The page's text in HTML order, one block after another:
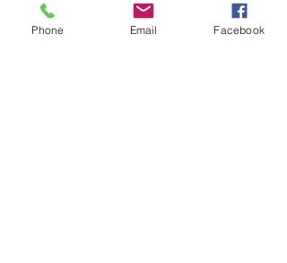
Phone Email Facebook